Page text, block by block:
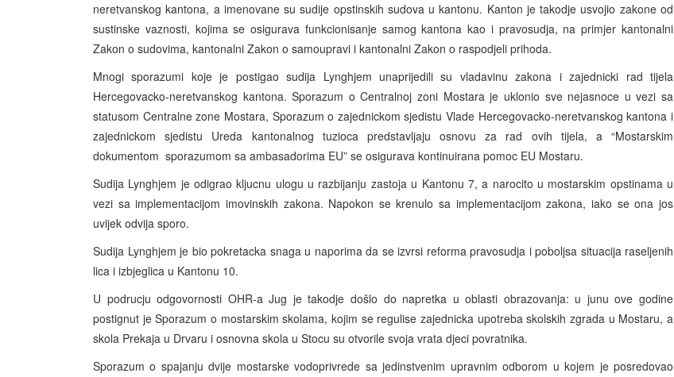
neretvanskog kantona, a imenovane su sudije opstinskih sudova u kantonu. Kanton je takodje usvojio zakone od
sustinske vaznosti, kojima se osigurava funkcionisanje samog kantona kao i pravosudja, na primjer kantonalni
Zakon o sudovima, kantonalni Zakon o samoupravi i kantonalni Zakon o raspodjeli prihoda.
Mnogi sporazumi koje je postigao sudija Lynghjem unaprijedili su vladavinu zakona i zajednicki rad tijela
Hercegovacko-neretvanskog kantona. Sporazum o Centralnoj zoni Mostara je uklonio sve nejasnoce u vezi sa
statusom Centralne zone Mostara, Sporazum o zajednickom sjedistu Vlade Hercegovacko-neretvanskog kantona i
zajednickom sjedistu Ureda kantonalnog tuzioca predstavljaju osnovu za rad ovih tijela, a “Mostarskim
dokumentom ­ sporazumom sa ambasadorima EU” se osigurava kontinuirana pomoc EU Mostaru.
Sudija Lynghjem je odigrao kljucnu ulogu u razbijanju zastoja u Kantonu 7, a narocito u mostarskim opstinama u
vezi sa implementacijom imovinskih zakona. Napokon se krenulo sa implementacijom zakona, iako se ona jos
uvijek odvija sporo.
Sudija Lynghjem je bio pokretacka snaga u naporima da se izvrsi reforma pravosudja i poboljsa situacija raseljenih
lica i izbjeglica u Kantonu 10.
U podrucju odgovornosti OHR-a Jug je takodje došlo do napretka u oblasti obrazovanja: u junu ove godine
postignut je Sporazum o mostarskim skolama, kojim se regulise zajednicka upotreba skolskih zgrada u Mostaru, a
skola Prekaja u Drvaru i osnovna skola u Stocu su otvorile svoja vrata djeci povratnika.
Sporazum o spajanju dvije mostarske vodoprivrede sa jedinstvenim upravnim odborom u kojem je posredovao